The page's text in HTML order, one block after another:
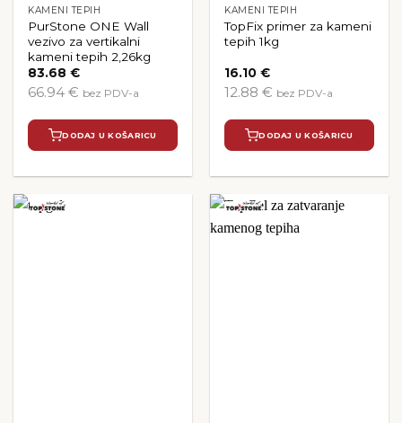
KAMENI TEPIH
PurStone ONE Wall
vezivo za vertikalni
kameni tepih 2,26kg
83.68€
66.94 € bez PDV-a
DODAJ U KOŠARICU
KAMENI TEPIH
TopFix primer za kameni
tepih 1kg
16.10€
12.88 € bez PDV-a
DODAJ U KOŠARICU